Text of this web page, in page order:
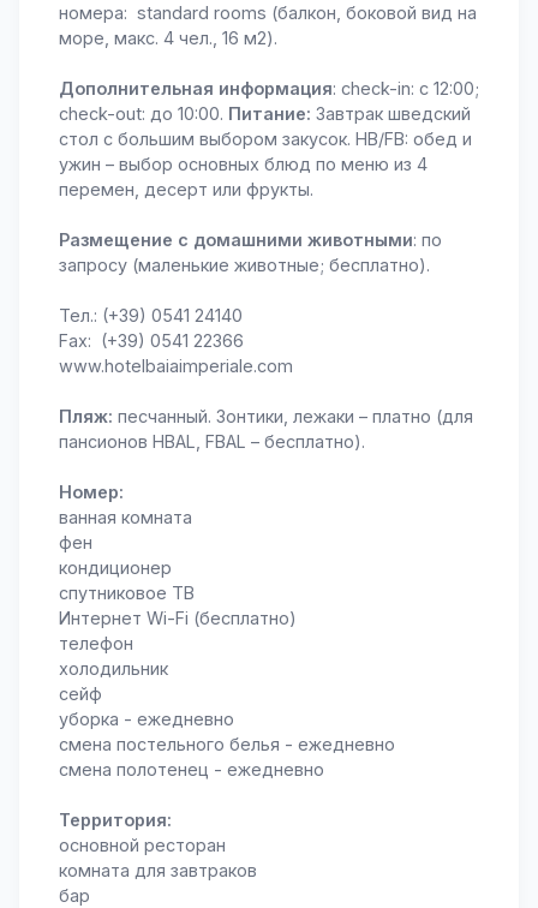
номера: standard rooms (балкон, боковой вид на
море, макс. 4 чел., 16 м2).
Дополнительная информация: сheck-in: с 12:00;
сheck-out: до 10:00. Питание: Завтрак шведский
стол с большим выбором закусок. HB/FB: обед и
ужин – выбор основных блюд по меню из 4
перемен, десерт или фрукты.
Размещение с домашними животными: по
запросу (маленькие животные; бесплатно).
Тел.: (+39) 0541 24140
Fax: (+39) 0541 22366
www.hotelbaiaimperiale.com
Пляж: песчанный. Зонтики, лежаки – платно (для
пансионов HBAL, FBAL – бесплатно).
Номер:
ванная комната
фен
кондиционер
спутниковое ТВ
Интернет Wi-Fi (бесплатно)
телефон
холодильник
сейф
уборка - ежедневно
смена постельного белья - ежедневно
смена полотенец - ежедневно
Территория:
основной ресторан
комната для завтраков
бар